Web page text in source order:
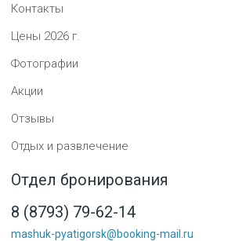
Контакты
Цены 2026 г.
Фотографии
Акции
Отзывы
Отдых и развлечение
Отдел бронирования
8 (8793) 79-62-14
mashuk-pyatigorsk@booking-mail.ru